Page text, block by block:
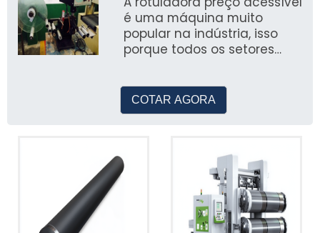
é uma máquina muito
popular na indústria, isso
porque todos os setores
COTAR AGORA